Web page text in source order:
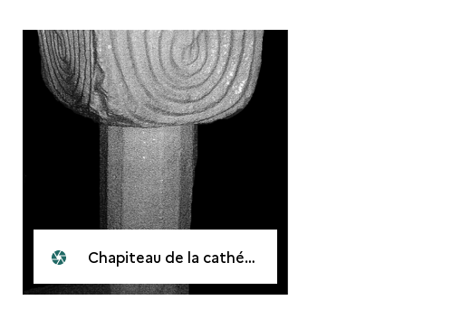
Chapiteau de la cathédrale de Sanaa (VIe siècle) remployé dans la Grande Mosquée de Sanaa